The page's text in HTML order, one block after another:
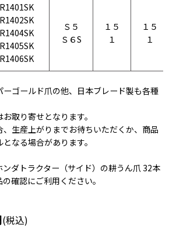
R1401SK
R1402SK
R1404SK
R1405SK
R1406SK
Ｓ５
Ｓ６S
１５
１
１５
１
ゴールド爪の他、日本ブレード製も各種
取り寄せとなります。
生産上がりまでお待ちいただくか、商品
なる場合があります。
ダトラクター（サイド）の耕うん爪 32本
確認にご利用ください。
(税込)